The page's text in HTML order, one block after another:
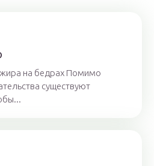
на бедрах Помимо
существуют